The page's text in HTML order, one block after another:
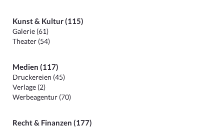
Kunst & Kultur (115)
Galerie (61)
Theater (54)
Medien (117)
Druckereien (45)
Verlage (2)
Werbeagentur (70)
Recht & Finanzen (177)